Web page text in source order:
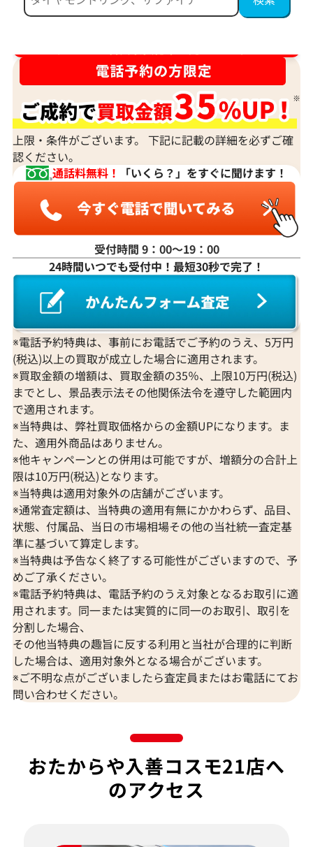
上限・条件がございます。 下記に記載の詳細を必ずご確
認ください。
通話料無料！
「いくら？」をすぐに聞けます！
受付時間 9：00〜19：00
24時間いつでも受付中！最短30秒で完了！
※電話予約特典は、事前にお電話でご予約のうえ、5万円
(税込)以上の買取が成立した場合に適用されます。
※買取金額の増額は、買取金額の35％、上限10万円(税込)
までとし、景品表示法その他関係法令を遵守した範囲内
で適用されます。
※当特典は、弊社買取価格からの金額UPになります。ま
た、適用外商品はありません。
※他キャンペーンとの併用は可能ですが、増額分の合計上
限は10万円(税込)となります。
※当特典は適用対象外の店舗がございます。
※通常査定額は、当特典の適用有無にかかわらず、品目、
状態、付属品、当日の市場相場その他の当社統一査定基
準に基づいて算定します。
※当特典は予告なく終了する可能性がございますので、予
めご了承ください。
※電話予約特典は、電話予約のうえ対象となるお取引に適
用されます。同一または実質的に同一のお取引、取引を
分割した場合、
その他当特典の趣旨に反する利用と当社が合理的に判断
した場合は、適用対象外となる場合がございます。
※ご不明な点がございましたら査定員またはお電話にてお
問い合わせください。
おたからや入善コスモ21店へ
のアクセス